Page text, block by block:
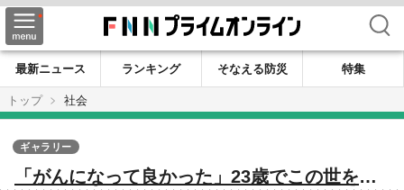
検索
最新ニュース ランキング そなえる防災
特集
トップ
社会
「がんになって良かった」23歳でこの世を去
ギャラリー